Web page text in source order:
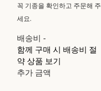
꼭 기종을 확인하고 주문해 주
세요.
배송비 -
함께 구매 시 배송비 절
약 상품 보기
추가 금액